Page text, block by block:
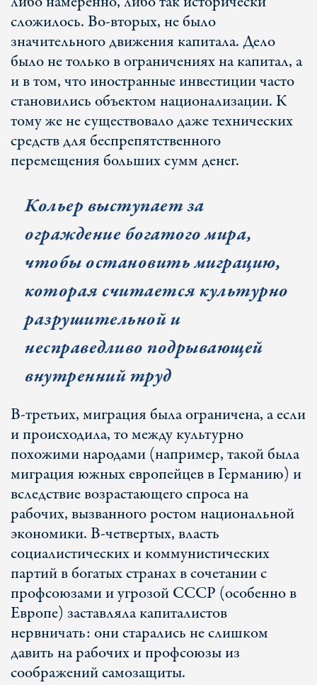
сложилось. Во-вторых, не было
значительного движения капитала. Дело
было не только в ограничениях на капитал, а
и в том, что иностранные инвестиции часто
становились объектом национализации. К
тому же не существовало даже технических
средств для беспрепятственного
перемещения больших сумм денег.
Кольер выступает за
ограждение богатого мира,
чтобы остановить миграцию,
которая считается культурно
разрушительной и
несправедливо подрывающей
внутренний труд
В-третьих, миграция была ограничена, а если
и происходила, то между культурно
похожими народами (например, такой была
миграция южных европейцев в Германию) и
вследствие возрастающего спроса на
рабочих, вызванного ростом национальной
экономики. В-четвертых, власть
социалистических и коммунистических
партий в богатых странах в сочетании с
профсоюзами и угрозой СССР (особенно в
Европе) заставляла капиталистов
нервничать: они старались не слишком
давить на рабочих и профсоюзы из
соображений самозащиты.